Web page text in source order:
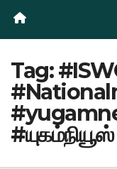
Tag:
#யுகம்நியூஸ்